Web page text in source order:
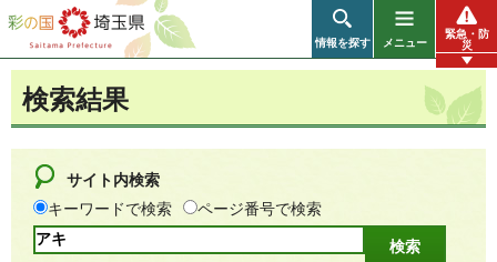
彩の国 埼玉県
情報を探す メニュー
緊急・防
災
検索結果
サイト内検索
キーワードで検索
ページ番号で検索